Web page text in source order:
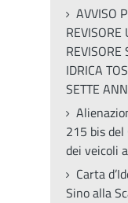
AVVISO
REVISORE
REVISORE
IDRICA
SETTE
215 bis del
dei veicoli
Carta
Sino alla